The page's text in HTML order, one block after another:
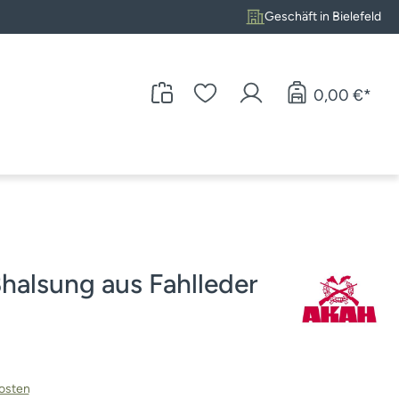
Geschäft in Bielefeld
0,00 €*
aus Fahlleder